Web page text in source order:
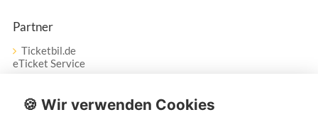
Partner
Ticketbil.de
eTicket Service
Vertrag widerrufen
🍪 Wir verwenden Cookies